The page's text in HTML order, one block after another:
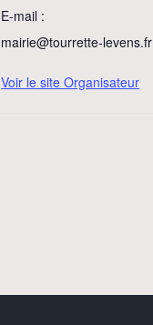
E-mail :
mairie@tourrette-levens.fr
Voir le site Organisateur